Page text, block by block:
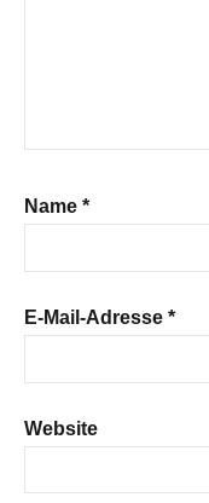
Name *
E-Mail-Adresse *
Website